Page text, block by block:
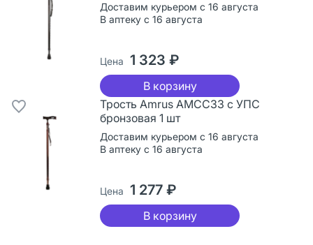
Доставим курьером с 16 августа
В аптеку с 16 августа
Цена 1 323 ₽
В корзину
Трость Amrus AMСС33 с УПС
бронзовая 1 шт
Доставим курьером с 16 августа
В аптеку с 16 августа
Цена 1 277 ₽
В корзину